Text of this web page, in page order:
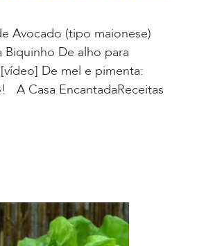
Avocado (tipo maionese)
De alho para
De mel e pimenta:
A Casa EncantadaReceitas